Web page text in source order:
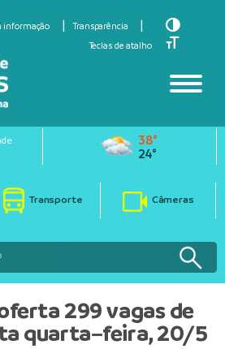
informação
Transparência
Teclas de atalho
Toggle
Toggle
38°
24°
Transporte Câmeras
299 vagas de
quarta–feira, 20/5